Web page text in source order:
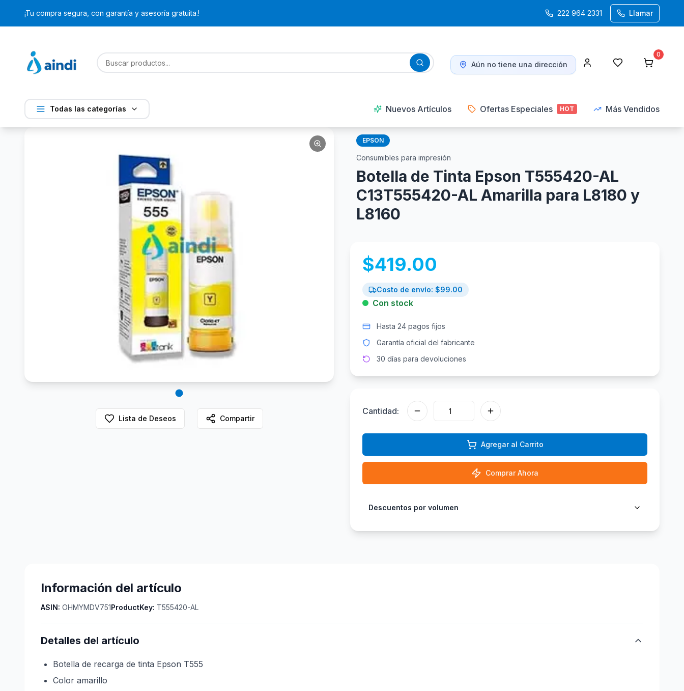
¡Tu compra segura, con garantía y asesoría gratuita.! 222 964 2331 Llamar
Aún no tiene una dirección
0
Todas las categorías Nuevos Artículos Ofertas Especiales HOT Más Vendidos
Lista de Deseos Compartir
EPSON
Consumibles para impresión
Botella de Tinta Epson T555420-AL
C13T555420-AL Amarilla para L8180 y
L8160
$419.00
Costo de envío: $99.00
Con stock
Hasta 24 pagos fijos
Garantía oficial del fabricante
30 días para devoluciones
Cantidad:
Agregar al Carrito
Comprar Ahora
Descuentos por volumen
Información del artículo
ASIN: OHMYMDV751ProductKey: T555420-AL
Detalles del artículo
Botella de recarga de tinta Epson T555
Color amarillo